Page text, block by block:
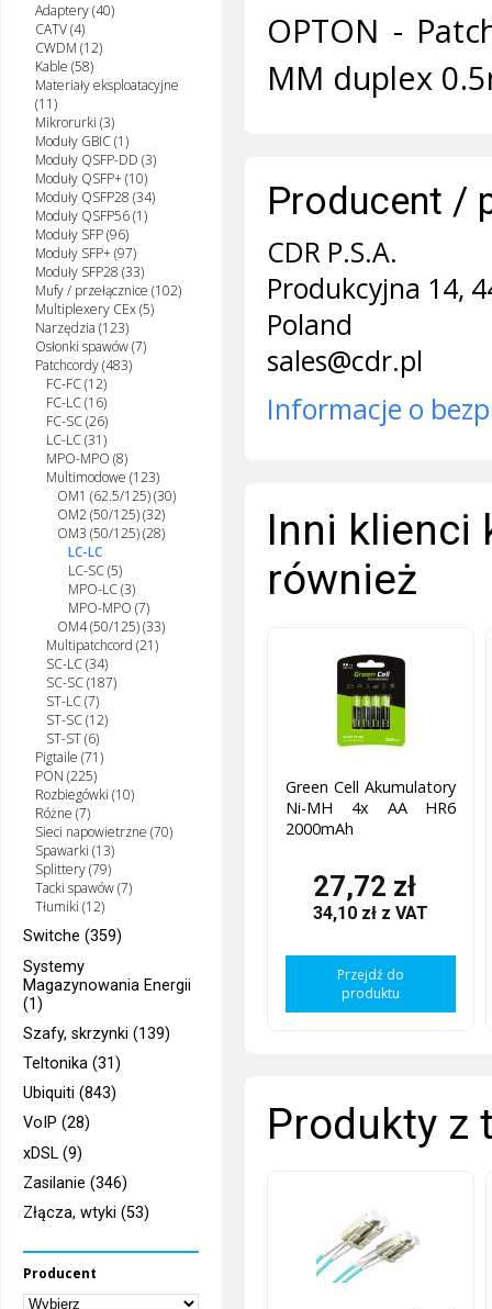
Adaptery (40)
CATV (4)
CWDM (12)
Kable (58)
Materiały eksploatacyjne
(11)
Mikrorurki (3)
Moduły GBIC (1)
Moduły QSFP-DD (3)
Moduły QSFP+ (10)
Moduły QSFP28 (34)
Moduły QSFP56 (1)
Moduły SFP (96)
Moduły SFP+ (97)
Moduły SFP28 (33)
Mufy / przełącznice (102)
Multiplexery CEx (5)
Narzędzia (123)
Osłonki spawów (7)
Patchcordy (483)
FC-FC (12)
FC-LC (16)
FC-SC (26)
LC-LC (31)
MPO-MPO (8)
Multimodowe (123)
OM1 (62.5/125) (30)
OM2 (50/125) (32)
OM3 (50/125) (28)
LC-LC
LC-SC (5)
MPO-LC (3)
MPO-MPO (7)
OM4 (50/125) (33)
Multipatchcord (21)
SC-LC (34)
SC-SC (187)
ST-LC (7)
ST-SC (12)
ST-ST (6)
Pigtaile (71)
PON (225)
Rozbiegówki (10)
Różne (7)
Sieci napowietrzne (70)
Spawarki (13)
Splittery (79)
Tacki spawów (7)
Tłumiki (12)
Switche (359)
Systemy
Magazynowania Energii
(1)
Szafy, skrzynki (139)
Teltonika (31)
Ubiquiti (843)
VoIP (28)
xDSL (9)
Zasilanie (346)
Złącza, wtyki (53)
Producent
OPTON -
MM duplex
Producent /
CDR P.S.A.
Produkcyjna 14,
Poland
sales@cdr.pl
Informacje o
Inni klienci
również
Green Cell Akumulatory
Ni-MH 4x AA HR6
2000mAh
27,72 zł
34,10 zł z VAT
Przejdź do
produktu
Produkty z